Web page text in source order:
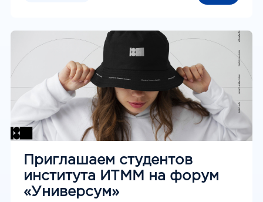
Приглашаем студентов
института ИТММ на форум
«Универсум»